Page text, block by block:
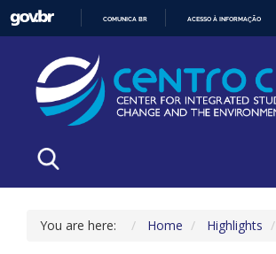
O
CONTEÚDO
COMUNICA BR ACESSO À INFORMAÇÃO
You are here: Home Highlights